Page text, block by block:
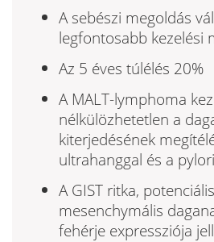
A sebészi megoldás
legfontosabb keze­lési
Az 5 éves túlélés 20%
A MALT-lymphoma
nélkülözhetetlen a
kiterjedésének
ultrahanggal és a
A GIST ritka,
mesenchymális
fehérje expressziója